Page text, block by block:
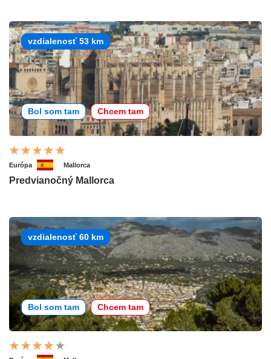
vzdialenosť 53 km
Bol som tam Chcem tam
Európa Mallorca
Predvianočný Mallorca
vzdialenosť 60 km
Bol som tam Chcem tam